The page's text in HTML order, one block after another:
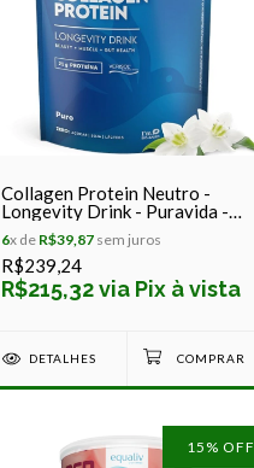
Collagen Protein Neutro -
Longevity Drink - Puravida -
450g
6x de R$39,87 sem juros
R$239,24
R$215,32 via Pix à vista
DETALHES
15 % OFF